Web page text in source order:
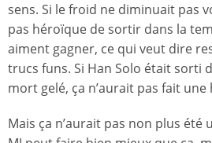
sens. Si le froid ne diminuait pas
pas héroïque de sortir dans la
aiment gagner, ce qui veut dire
trucs funs. Si Han Solo était sorti
mort gelé, ça n’aurait pas fait
Mais ça n’aurait pas non plus